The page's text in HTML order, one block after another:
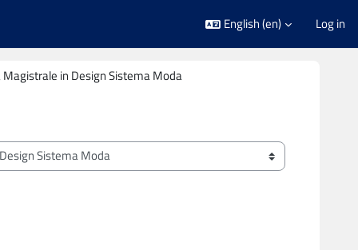
English ‎(en)‎ Log in
Magistrale in Design Sistema Moda